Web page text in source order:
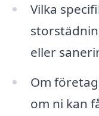
Vilka
eller
Om
om ni kan